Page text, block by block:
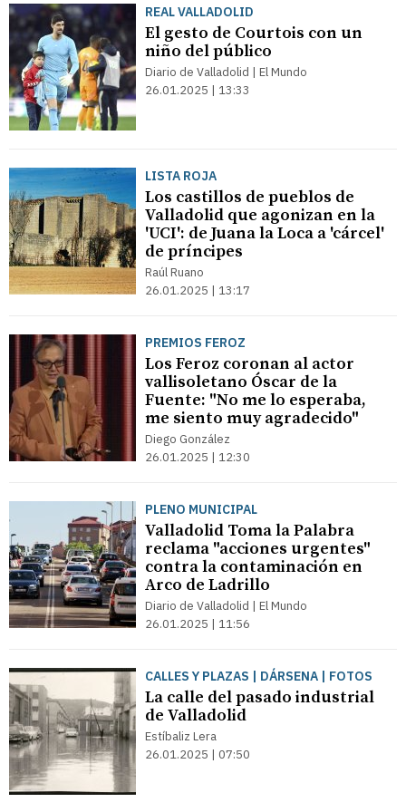
REAL VALLADOLID
El gesto de Courtois con un
niño del público
Diario de Valladolid | El Mundo
26.01.2025 | 13:33
LISTA ROJA
Los castillos de pueblos de
Valladolid que agonizan en la
'UCI': de Juana la Loca a 'cárcel'
de príncipes
Raúl Ruano
26.01.2025 | 13:17
PREMIOS FEROZ
Los Feroz coronan al actor
vallisoletano Óscar de la
Fuente: "No me lo esperaba,
me siento muy agradecido"
Diego González
26.01.2025 | 12:30
PLENO MUNICIPAL
Valladolid Toma la Palabra
reclama "acciones urgentes"
contra la contaminación en
Arco de Ladrillo
Diario de Valladolid | El Mundo
26.01.2025 | 11:56
CALLES Y PLAZAS | DÁRSENA | FOTOS
La calle del pasado industrial
de Valladolid
Estíbaliz Lera
26.01.2025 | 07:50